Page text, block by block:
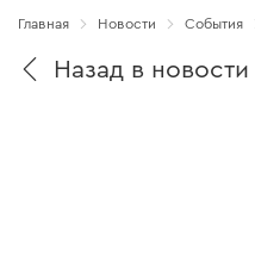
Главная Новости Cобытия
Назад в новости